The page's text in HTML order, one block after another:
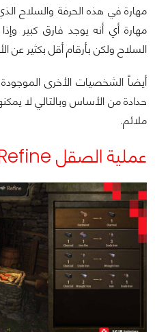
مهارة أي أنه يوجد فارق كبير
السلاح ولكن بأرقام أقل بكثير عن
أيضاً الشخصيات الأخرى
حدادة من الأساس وبالتالي لا
ملائم.
عملية الصقل Refine.